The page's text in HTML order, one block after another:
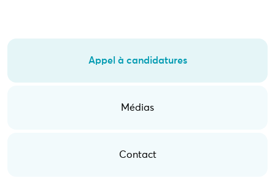
Appel à candidatures
Médias
Contact